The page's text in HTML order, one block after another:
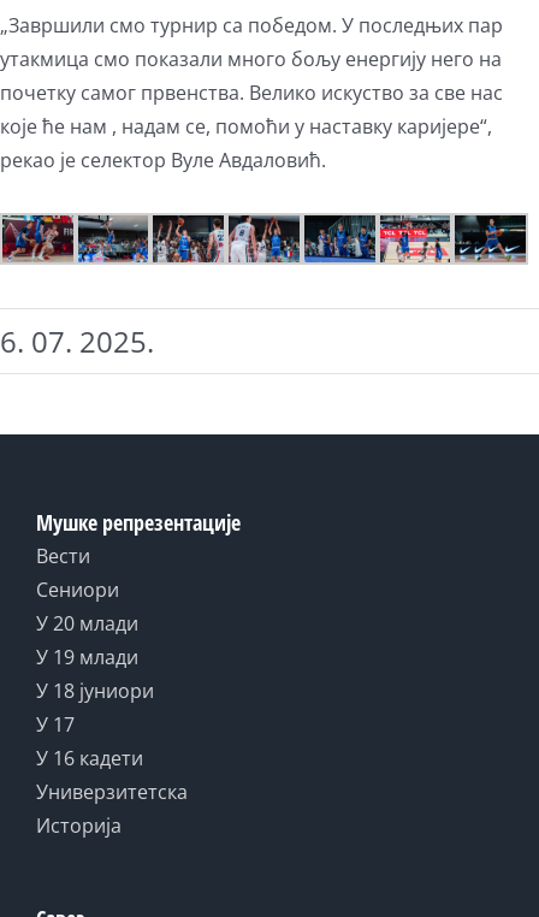
„Завршили смо турнир са победом. У последњих пар
утакмица смо показали много бољу енергију него на
почетку самог првенства. Велико искуство за све нас
које ће нам , надам се, помоћи у наставку каријере“,
рекао је селектор Вуле Авдаловић.
6. 07. 2025.
Мушке репрезентације
Вести
Сениори
У 20 млади
У 19 млади
У 18 јуниори
У 17
У 16 кадети
Универзитетска
Историја